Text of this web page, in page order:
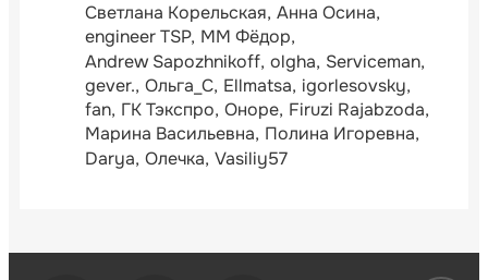
Светлана Корельская Анна Осина
engineer TSP ММ Фёдор
Andrew Sapozhnikoff olgha Serviceman
gever. Ольга_С Ellmatsa igorlesovsky
fan ГК Тэкспро Оноре Firuzi Rajabzoda
Марина Васильевна Полина Игоревна
Darya Олечка Vasiliy57